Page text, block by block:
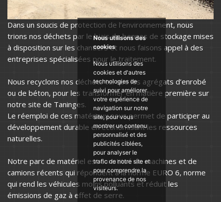
Nous utilisons des
cookies
Nous utilisons des
cookies et d'autres
technologies de
suivi pour améliorer
votre expérience de
navigation sur notre
site, pour vous
montrer un contenu
personnalisé et des
publicités ciblées,
pour analyser le
trafic de notre site et
pour comprendre la
provenance de nos
visiteurs.
Dans un soucis de protection de l’environnement, nous
trions nos déchets par le biais de bennes de stockage mises
à disposition sur les chantiers et nous faisons appel à des
entreprises spécialisées pour le traitement.
Nous recyclons nos déchets tel que les agrégats d’enrobé
ou de béton, pour les transformer en matière première sur
notre site de Taninges.
Le réemploi de ces matériaux nous permet de participer au
développement durable en économisant les ressources
naturelles.
Notre parc de matériel est constitué de machines et de
camions récents qui répondent à la norme EURO 6, norme
qui rend les véhicules moins polluants et réduit les
émissions de gaz à effet de serre.